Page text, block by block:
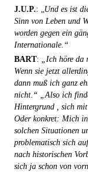
J.U.P.: „Und es ist
Sinn von Leben und
worden gegen ein
Internationale.“
BART: „Ich höre da
Wenn sie jetzt
dann muß ich ganz
nicht.“ „Also ich
Hintergrund , sich mit
Oder konkret: Mich
solchen Situationen
problematisch sich
nach historischen
sich ja schon von